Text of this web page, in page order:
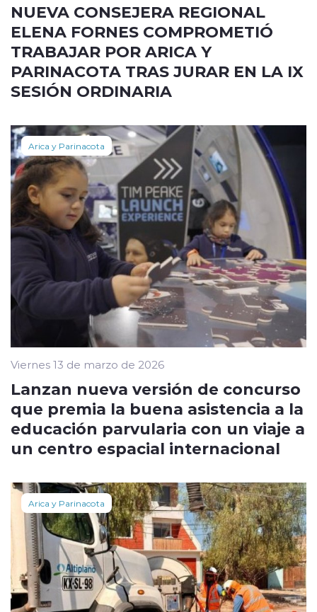
NUEVA CONSEJERA REGIONAL
ELENA FORNES COMPROMETIÓ
TRABAJAR POR ARICA Y
PARINACOTA TRAS JURAR EN LA IX
SESIÓN ORDINARIA
Arica y Parinacota
Viernes 13 de marzo de 2026
Lanzan nueva versión de concurso
que premia la buena asistencia a la
educación parvularia con un viaje a
un centro espacial internacional
Arica y Parinacota